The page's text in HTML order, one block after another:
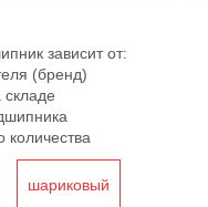
зависит от:
(бренд)
количества
шариковый